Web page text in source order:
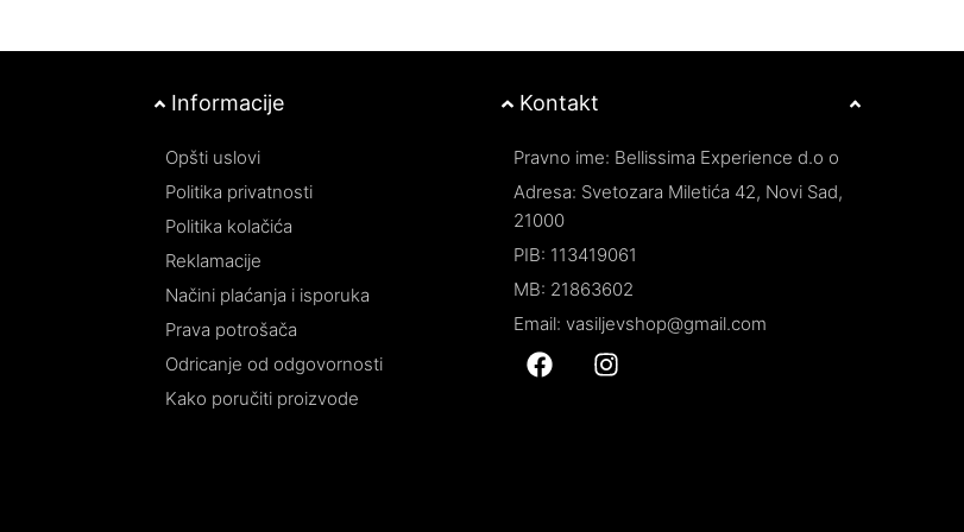
Informacije
Opšti uslovi
Politika privatnosti
Politika kolačića
Reklamacije
Načini plaćanja i isporuka
Prava potrošača
Odricanje od odgovornosti
Kako poručiti proizvode
Kontakt
Pravno ime: Bellissima Experience d.o o
Adresa: Svetozara Miletića 42, Novi Sad,
21000
PIB: 113419061
MB: 21863602
Email: vasiljevshop@gmail.com